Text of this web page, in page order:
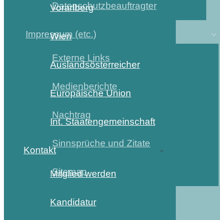
Datenschutzbeauftragter
Impressum (etc.)
Externe Links
Medienberichte
Nachtrag
Sinnsprüche und Zitate
Sitemap
Vorarlberg
Wien
Auslandsösterreicher
Europäische Union
Int. Staatengemeinschaft
Kontakt
Mitglied werden
Kandidatur